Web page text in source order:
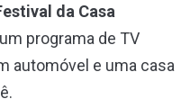
da Casa
programa de TV
automóvel e uma casa